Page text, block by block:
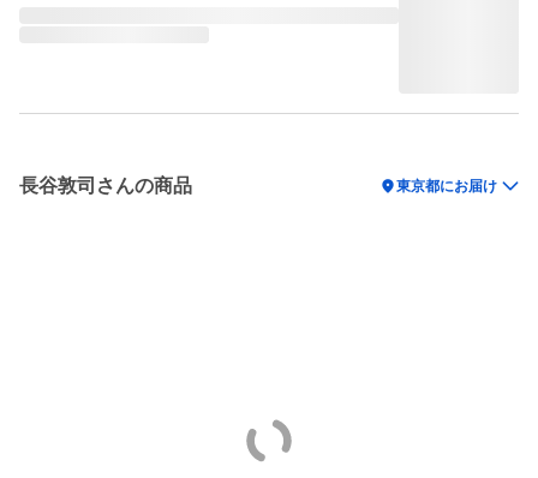
長谷敦司さんの商品 location_on東京都にお届け